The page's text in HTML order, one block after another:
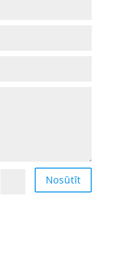
Nosūtīt